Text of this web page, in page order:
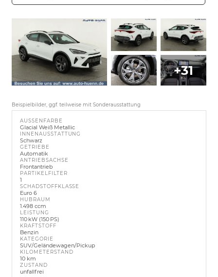
+31
Beispielbilder, ggf. teilweise mit Sonderausstattung
AUSSENFARBE
Glacial Weiß Metallic
INNENAUSSTATTUNG
Schwarz
GETRIEBE
Automatik
ANTRIEBSACHSE
Frontantrieb
PARTIKELFILTER
1
SCHADSTOFFKLASSE
Euro 6
HUBRAUM
1.498 ccm
LEISTUNG
110 kW (150 PS)
KRAFTSTOFF
Benzin
KATEGORIE
SUV/Geländewagen/Pickup
KILOMETERSTAND
10 km
ZUSTAND
unfallfrei